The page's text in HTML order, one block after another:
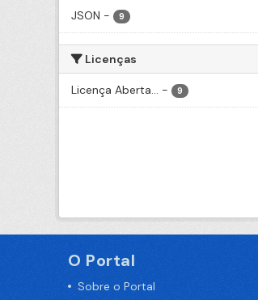
JSON - 9
Licenças
Licença Aberta... - 9
O Portal
Sobre o Portal